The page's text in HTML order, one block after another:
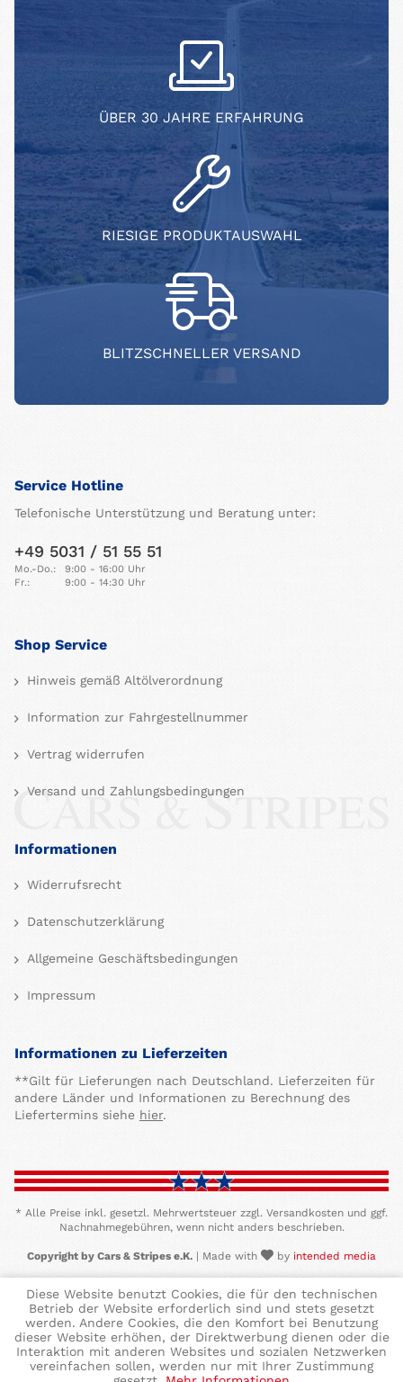
ÜBER 30 JAHRE ERFAHRUNG
RIESIGE PRODUKTAUSWAHL
BLITZSCHNELLER VERSAND
Service Hotline
Telefonische Unterstützung und Beratung unter:
+49 5031 / 51 55 51
Mo.-Do.:
9:00 - 16:00 Uhr
Fr.:
9:00 - 14:30 Uhr
Shop Service
Hinweis gemäß Altölverordnung
Information zur Fahrgestellnummer
Vertrag widerrufen
Versand und Zahlungsbedingungen
Informationen
Widerrufsrecht
Datenschutzerklärung
Allgemeine Geschäftsbedingungen
Impressum
Informationen zu Lieferzeiten
**Gilt für Lieferungen nach Deutschland. Lieferzeiten für
andere Länder und Informationen zu Berechnung des
Liefertermins siehe hier.
* Alle Preise inkl. gesetzl. Mehrwertsteuer zzgl. Versandkosten und ggf.
Nachnahmegebühren, wenn nicht anders beschrieben.
Copyright by Cars & Stripes e.K. | Made with by intended media
Diese Website benutzt Cookies, die für den technischen
Betrieb der Website erforderlich sind und stets gesetzt
werden. Andere Cookies, die den Komfort bei Benutzung
dieser Website erhöhen, der Direktwerbung dienen oder die
Interaktion mit anderen Websites und sozialen Netzwerken
vereinfachen sollen, werden nur mit Ihrer Zustimmung